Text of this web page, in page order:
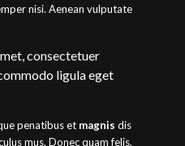
nisi. Aenean vulputate
consectetuer
ligula eget
penatibus et magnis dis
mus. Donec quam felis,